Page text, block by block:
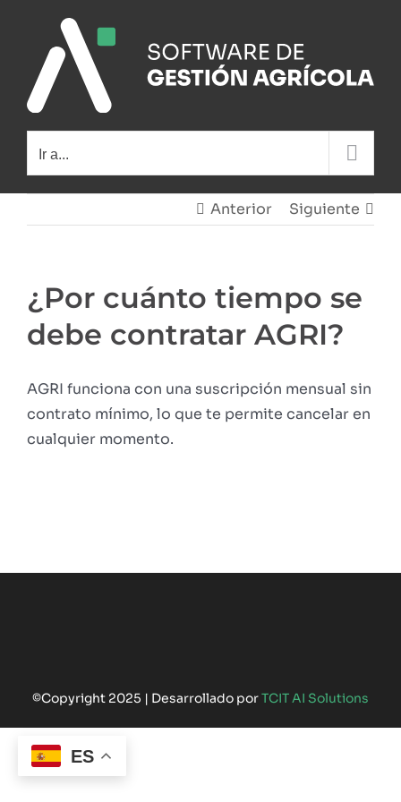
contenido
Ir a...
Anterior Siguiente
¿Por cuánto tiempo se
debe contratar AGRI?
AGRI funciona con una suscripción mensual sin
contrato mínimo, lo que te permite cancelar en
cualquier momento.
©Copyright 2025 | Desarrollado porTCIT AI Solutions
ES